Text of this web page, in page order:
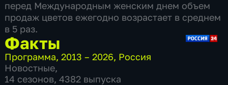
перед Международным женским днем объем
продаж цветов ежегодно возрастает в среднем
в 5 раз.
Факты
Программа,2013 – 2026, Россия
Новостные,
14 сезонов, 4382 выпуска